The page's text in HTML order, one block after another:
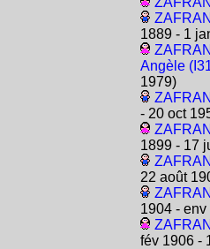
1889 - 1
Angèle
1979)
- 20 oct
1899 - 17
22 août
1904 - env
fév 1906 -